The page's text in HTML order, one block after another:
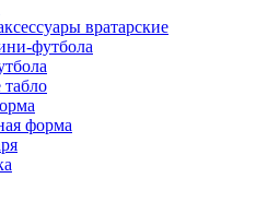
вратарские
футбола
форма